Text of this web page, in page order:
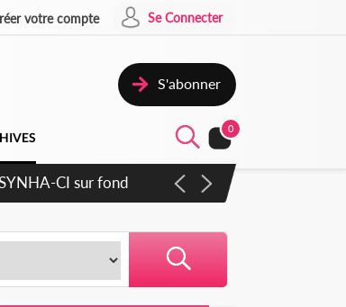
votre compte Se Connecter
S'abonner
0
CI sur fond